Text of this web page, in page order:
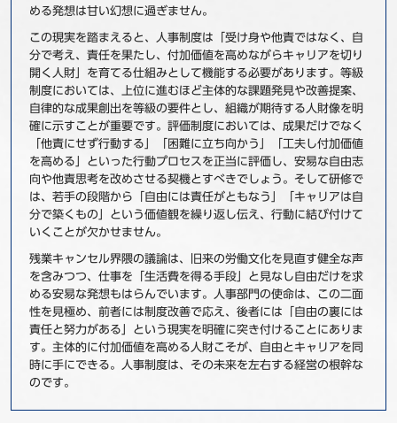
める発想は甘い幻想に過ぎません。
この現実を踏まえると、人事制度は「受け身や他責ではなく、自
分で考え、責任を果たし、付加価値を高めながらキャリアを切り
開く人財」を育てる仕組みとして機能する必要があります。等級
制度においては、上位に進むほど主体的な課題発見や改善提案、
自律的な成果創出を等級の要件とし、組織が期待する人財像を明
確に示すことが重要です。評価制度においては、成果だけでなく
「他責にせず行動する」「困難に立ち向かう」「工夫し付加価値
を高める」といった行動プロセスを正当に評価し、安易な自由志
向や他責思考を改めさせる契機とすべきでしょう。そして研修で
は、若手の段階から「自由には責任がともなう」「キャリアは自
分で築くもの」という価値観を繰り返し伝え、行動に結び付けて
いくことが欠かせません。
残業キャンセル界隈の議論は、旧来の労働文化を見直す健全な声
を含みつつ、仕事を「生活費を得る手段」と見なし自由だけを求
める安易な発想もはらんでいます。人事部門の使命は、この二面
性を見極め、前者には制度改善で応え、後者には「自由の裏には
責任と努力がある」という現実を明確に突き付けることにありま
す。主体的に付加価値を高める人財こそが、自由とキャリアを同
時に手にできる。人事制度は、その未来を左右する経営の根幹な
のです。